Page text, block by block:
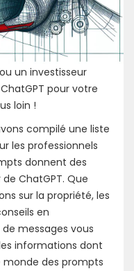
un investisseur
pour votre
loin !
compilé une liste
les professionnels
donnent des
ChatGPT. Que
sur la propriété, les
en
messages vous
informations dont
monde des prompts